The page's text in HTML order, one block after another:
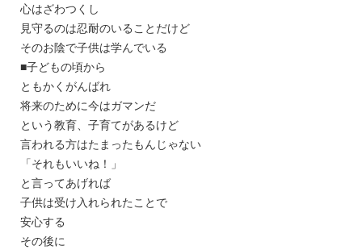
心はざわつくし
見守るのは忍耐のいることだけど
そのお陰で子供は学んでいる
■子どもの頃から
ともかくがんばれ
将来のために今はガマンだ
という教育、子育てがあるけど
言われる方はたまったもんじゃない
「それもいいね！」
と言ってあげれば
子供は受け入れられたことで
安心する
その後に